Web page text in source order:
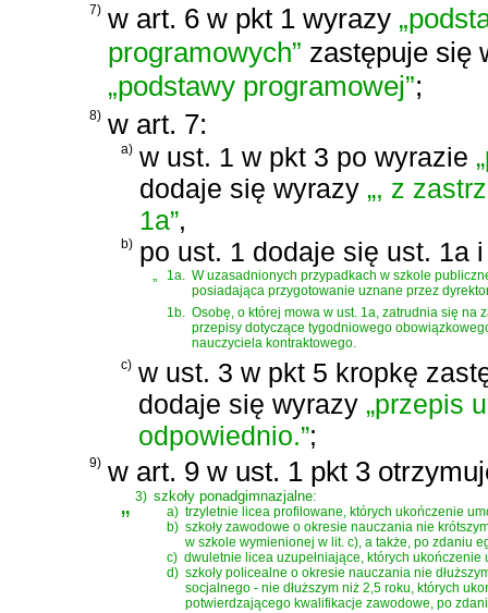
7) w art. 6 w pkt 1 wyrazy
programowych” zastępuje się
„podstawy programowej”;
8) w art. 7:
a) w ust. 1 w pkt 3 po wyrazie
dodaje się wyrazy „, z
1a”,
b) po ust. 1 dodaje się ust. 1a
1a.
W uzasadnionych przypadkach w szkole
posiadająca przygotowanie uznane przez
1b.
Osobę, o której mowa w ust. 1a, zatrudnia się na
przepisy dotyczące tygodniowego
nauczyciela kontraktowego.
c) w ust. 3 w pkt 5 kropkę
dodaje się wyrazy „przepis
odpowiednio.”;
9) w art. 9 w ust. 1 pkt 3
„3) szkoły ponadgimnazjalne:
a) trzyletnie licea profilowane, których ukończenie
b) szkoły zawodowe o okresie nauczania nie
w szkole wymienionej w lit. c), a także, po zdaniu
c) dwuletnie licea uzupełniające, których
d) szkoły policealne o okresie nauczania nie
socjalnego - nie dłuższym niż 2,5 roku, których
potwierdzającego kwalifikacje zawodowe, po